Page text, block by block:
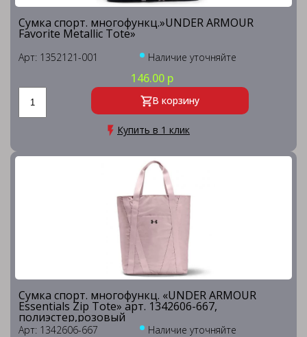
Сумка спорт. многофункц.»UNDER ARMOUR
Favorite Metallic Tote»
Арт: 1352121-001 Наличие уточняйте
146.00 р
В корзину
Купить в 1 клик
Сумка спорт. многофункц. «UNDER ARMOUR
Essentials Zip Tote» арт. 1342606-667,
полиэстер,розовый
Арт: 1342606-667 Наличие уточняйте